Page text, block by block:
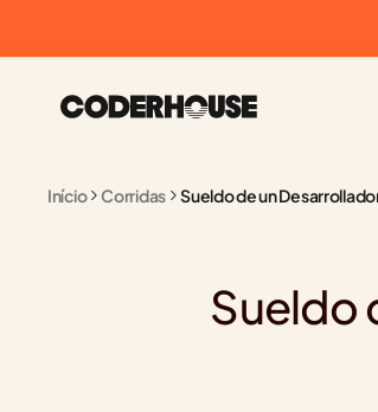
Início Corridas Sueldo de un
Sueldo